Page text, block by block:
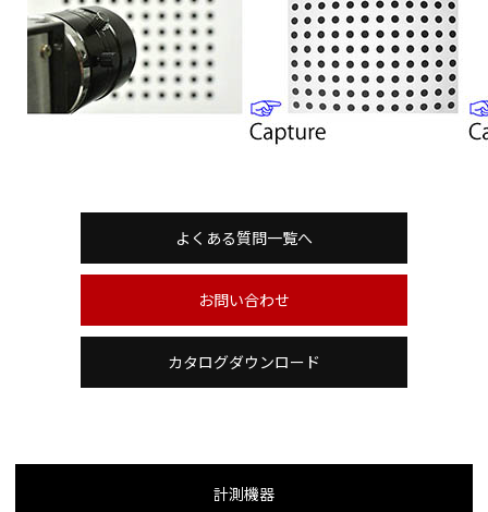
よくある質問一覧へ
お問い合わせ
カタログダウンロード
計測機器